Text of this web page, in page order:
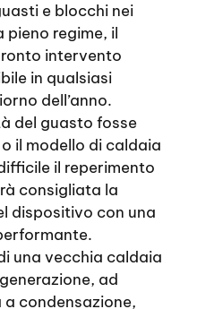
e blocchi nei
pieno regime, il
intervento
in qualsiasi
dell’anno.
del guasto fosse
il modello di caldaia
il reperimento
consigliata la
dispositivo con una
una vecchia caldaia
ad
condensazione,